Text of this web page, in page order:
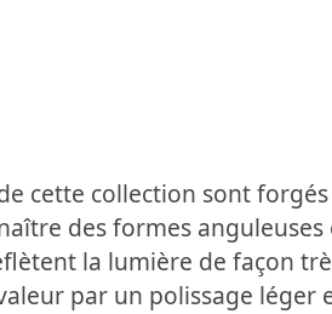
cette collection sont
des formes
la lumière de façon
par un polissage